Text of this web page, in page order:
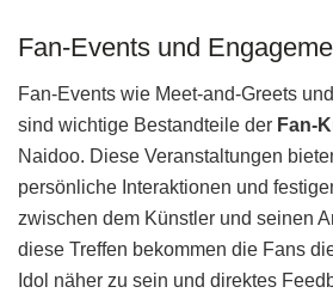
Fan-Events und
Fan-Events wie Meet-and-Greets
sind wichtige Bestandteile der Fan-
Naidoo. Diese Veranstaltungen
persönliche Interaktionen und
zwischen dem Künstler und seinen
diese Treffen bekommen die Fans
Idol näher zu sein und direktes